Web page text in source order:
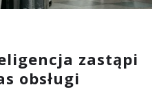
zastąpi
obsługi